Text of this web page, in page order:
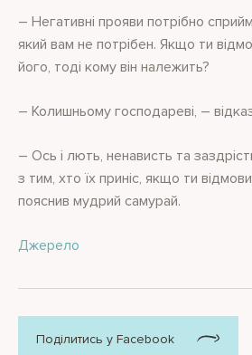
– Негативні прояви потрібно
який вам не потрібен. Якщо ти
його, тоді кому він належить?
– Колишньому господареві, –
– Ось і лють, ненависть та
з тим, хто їх приніс, якщо ти
пояснив мудрий самурай.
Джерело
Поділитись у Facebook